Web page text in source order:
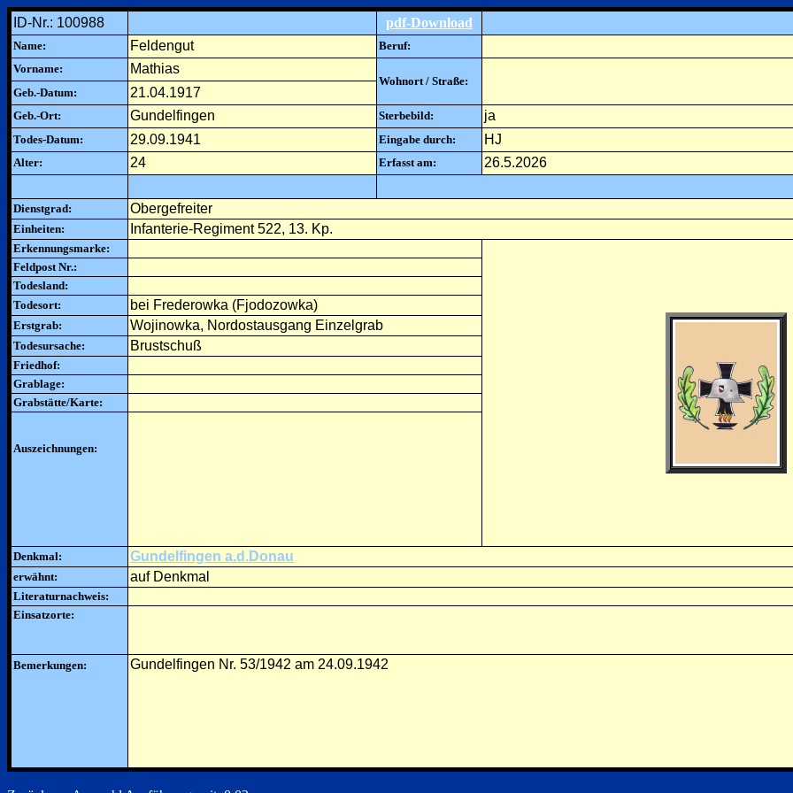
ID-Nr.: 100988 pdf-Download
Name: Feldengut
Beruf:
Vorname:
Mathias
Wohnort / Straße:
Geb.-Datum:
21.04.1917
Geb.-Ort: Gundelfingen Sterbebild: ja
Todes-Datum: 29.09.1941 Eingabe durch: HJ
Alter: 24 Erfasst am: 26.5.2026
Dienstgrad: Obergefreiter
Einheiten: Infanterie-Regiment 522, 13. Kp.
Erkennungsmarke:
Feldpost Nr.:
Todesland:
Todesort:
bei Frederowka (Fjodozowka)
Erstgrab: Wojinowka, Nordostausgang Einzelgrab
Todesursache: Brustschuß
Friedhof:
Grablage:
Grabstätte/Karte:
Auszeichnungen:
Denkmal: Gundelfingen a.d.Donau
erwähnt: auf Denkmal
Literaturnachweis:
Einsatzorte:
Bemerkungen: Gundelfingen Nr. 53/1942 am 24.09.1942